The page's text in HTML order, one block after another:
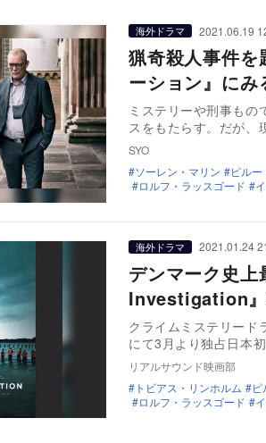
海外ドラマ 2021.06.19
猟奇殺人事件
ーション』にみ
ミステリーや刑事も
スをもたらす。だが
SYO
ソーレン・マリン
ピルー
ロルフ・ラッスゴード
海外ドラマ 2021.01.24
デンマーク史
Investigation
クライムミステリード
にて3月より独占日本
リアルサウンド映画部
トビアス・リンホルム
ロルフ・ラッスゴード